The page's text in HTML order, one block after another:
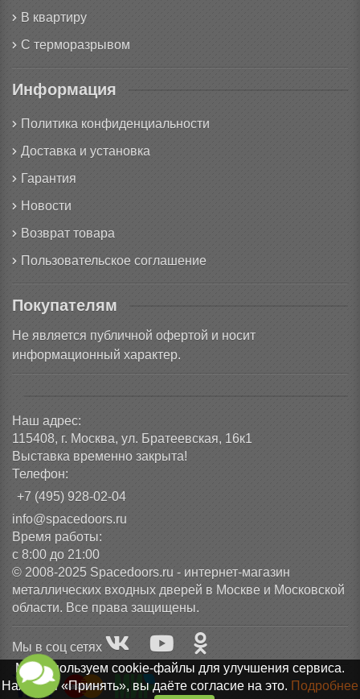
В квартиру
С терморазрывом
Информация
Политика конфиденциальности
Доставка и установка
Гарантия
Новости
Возврат товара
Пользовательское соглашение
Покупателям
Не является публичной офертой и носит
информационный характер.
Наш адрес:
115408, г. Москва, ул. Братеевская, 16к1
Выставка временно закрыта!
Телефон:
+7 (495) 928-02-04
info@spacedoors.ru
Время работы:
с 8:00 до 21:00
© 2008-2025 Spacedoors.ru - интернет-магазин
металлических входных дверей в Москве и Московской
области. Все права защищены.
Мы в соц сетях
Мы используем cookie-файлы для улучшения сервиса.
Нажимая «Принять», вы даёте согласие на это. Подробнее